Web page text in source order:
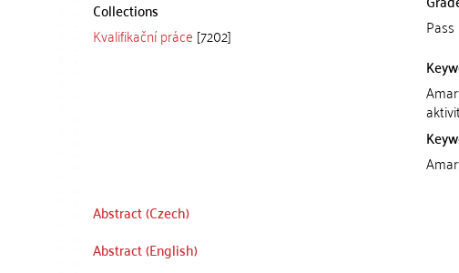
Collections
Kvalifikační práce [7202]
Pass
Abstract (Czech)
Abstract (English)